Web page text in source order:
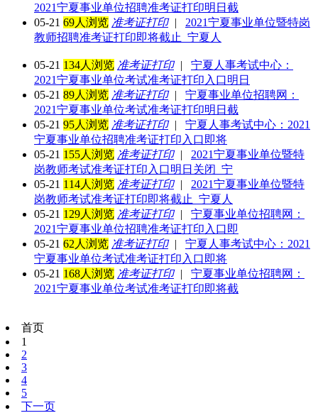
2021宁夏事业单位招聘准考证打印明日截
05-21 69人浏览 准考证打印|
2021宁夏事业单位暨特岗
教师招聘准考证打印即将截止_宁夏人
05-21 134人浏览 准考证打印|
宁夏人事考试中心：
2021宁夏事业单位考试准考证打印入口明日
05-21 89人浏览 准考证打印|
宁夏事业单位招聘网：
2021宁夏事业单位考试准考证打印明日截
05-21 95人浏览 准考证打印|
宁夏人事考试中心：2021
宁夏事业单位招聘准考证打印入口即将
05-21 155人浏览 准考证打印|
2021宁夏事业单位暨特
岗教师考试准考证打印入口明日关闭_宁
05-21 114人浏览 准考证打印|
2021宁夏事业单位暨特
岗教师考试准考证打印即将截止_宁夏人
05-21 129人浏览 准考证打印|
宁夏事业单位招聘网：
2021宁夏事业单位招聘准考证打印入口即
05-21 62人浏览 准考证打印|
宁夏人事考试中心：2021
宁夏事业单位考试准考证打印入口即将
05-21 168人浏览 准考证打印|
宁夏事业单位招聘网：
2021宁夏事业单位考试准考证打印即将截
首页
1
2
3
4
5
下一页